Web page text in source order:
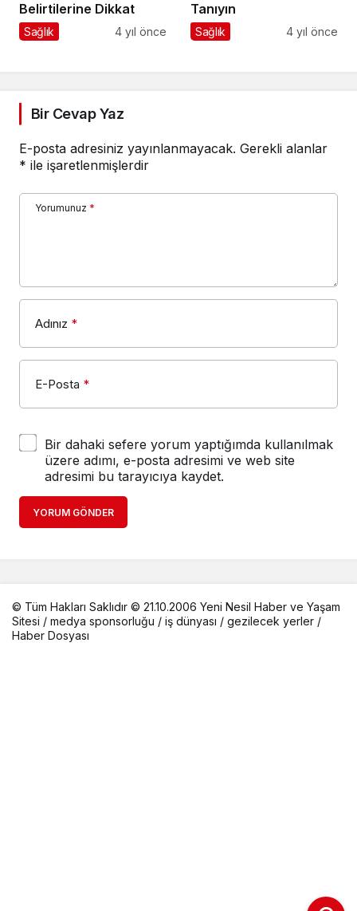
Belirtilerine Dikkat
Sağlık 4 yıl önce
Tanıyın
Sağlık 4 yıl önce
Bir Cevap Yaz
E-posta adresiniz yayınlanmayacak. Gerekli alanlar
* ile işaretlenmişlerdir
Yorumunuz *
Adınız *
E-Posta *
Bir dahaki sefere yorum yaptığımda kullanılmak
üzere adımı, e-posta adresimi ve web site
adresimi bu tarayıcıya kaydet.
YORUM GÖNDER
© Tüm Hakları Saklıdır © 21.10.2006 Yeni Nesil Haber ve Yaşam
Sitesi / medya sponsorluğu / iş dünyası / gezilecek yerler /
Haber Dosyası